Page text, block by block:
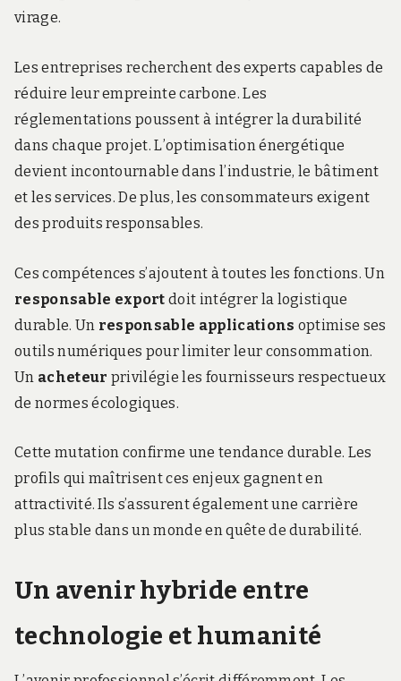
virage.
Les entreprises recherchent des experts capables de
réduire leur empreinte carbone. Les
réglementations poussent à intégrer la durabilité
dans chaque projet. L’optimisation énergétique
devient incontournable dans l’industrie, le bâtiment
et les services. De plus, les consommateurs exigent
des produits responsables.
Ces compétences s’ajoutent à toutes les fonctions. Un
responsable export doit intégrer la logistique
durable. Un responsable applications optimise ses
outils numériques pour limiter leur consommation.
Un acheteur privilégie les fournisseurs respectueux
de normes écologiques.
Cette mutation confirme une tendance durable. Les
profils qui maîtrisent ces enjeux gagnent en
attractivité. Ils s’assurent également une carrière
plus stable dans un monde en quête de durabilité.
Un avenir hybride entre
technologie et humanité